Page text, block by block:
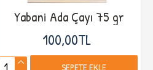
Yabani Ada Çayı 75 gr
100,00TL
SEPETE EKLE